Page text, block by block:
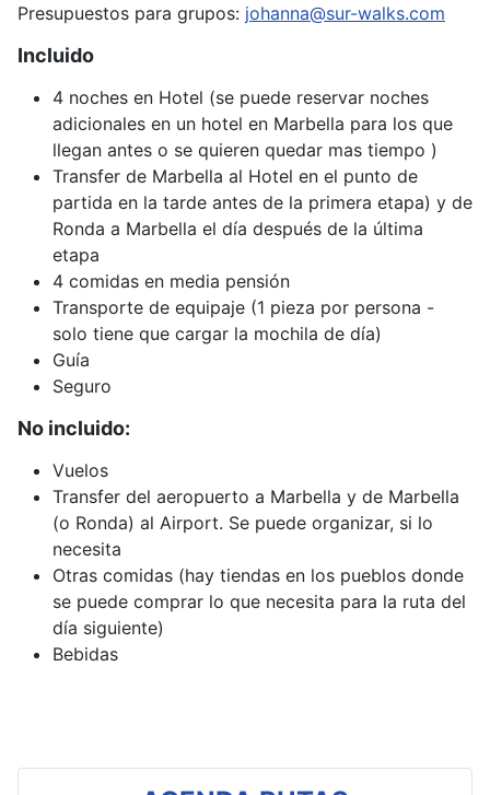
Presupuestos para grupos: johanna@sur-walks.com
Incluido
4 noches en Hotel (se puede reservar noches
adicionales en un hotel en Marbella para los que
llegan antes o se quieren quedar mas tiempo )
Transfer de Marbella al Hotel en el punto de
partida en la tarde antes de la primera etapa) y de
Ronda a Marbella el día después de la última
etapa
4 comidas en media pensión
Transporte de equipaje (1 pieza por persona -
solo tiene que cargar la mochila de día)
Guía
Seguro
No incluido:
Vuelos
Transfer del aeropuerto a Marbella y de Marbella
(o Ronda) al Airport. Se puede organizar, si lo
necesita
Otras comidas (hay tiendas en los pueblos donde
se puede comprar lo que necesita para la ruta del
día siguiente)
Bebidas